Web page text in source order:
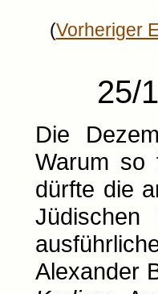
(Vorheriger
25/
Die
Warum so
dürfte die
Alexander